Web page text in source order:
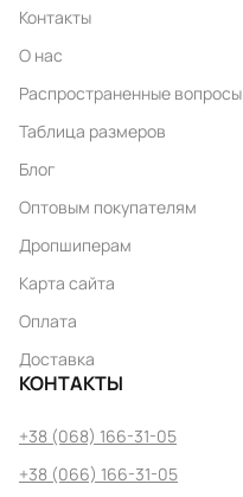
Контакты
О нас
Распространенные вопросы
Таблица размеров
Блог
Оптовым покупателям
Дропшиперам
Карта сайта
Оплата
Доставка
КОНТАКТЫ
+38 (068) 166-31-05
+38 (066) 166-31-05